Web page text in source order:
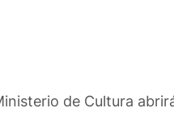
de Cultura